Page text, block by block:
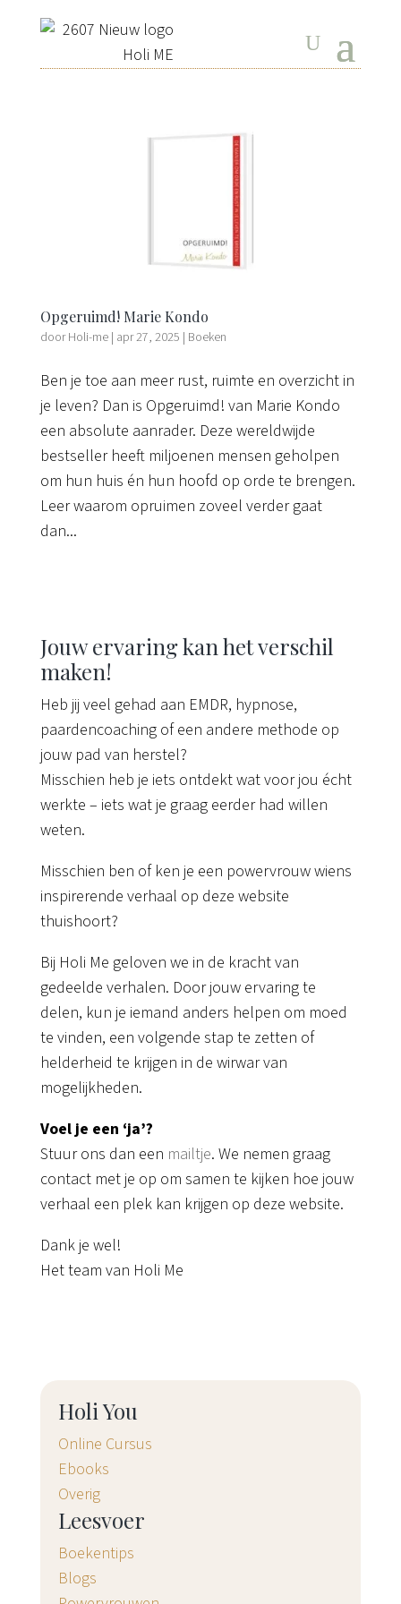
Opgeruimd! Marie Kondo
doorHoli-me| apr 27, 2025 | Boeken
Ben je toe aan meer rust, ruimte en overzicht in
je leven? Dan is Opgeruimd! van Marie Kondo
een absolute aanrader. Deze wereldwijde
bestseller heeft miljoenen mensen geholpen
om hun huis én hun hoofd op orde te brengen.
Leer waarom opruimen zoveel verder gaat
dan...
Jouw ervaring kan het verschil
maken!
Heb jij veel gehad aan EMDR, hypnose,
paardencoaching of een andere methode op
jouw pad van herstel?
Misschien heb je iets ontdekt wat voor jou écht
werkte – iets wat je graag eerder had willen
weten.
Misschien ben of ken je een powervrouw wiens
inspirerende verhaal op deze website
thuishoort?
Bij Holi Me geloven we in de kracht van
gedeelde verhalen. Door jouw ervaring te
delen, kun je iemand anders helpen om moed
te vinden, een volgende stap te zetten of
helderheid te krijgen in de wirwar van
mogelijkheden.
Voel je een ‘ja’?
Stuur ons dan een mailtje. We nemen graag
contact met je op om samen te kijken hoe jouw
verhaal een plek kan krijgen op deze website.
Dank je wel!
Het team van Holi Me
Holi You
Online Cursus
Ebooks
Overig
Leesvoer
Boekentips
Blogs